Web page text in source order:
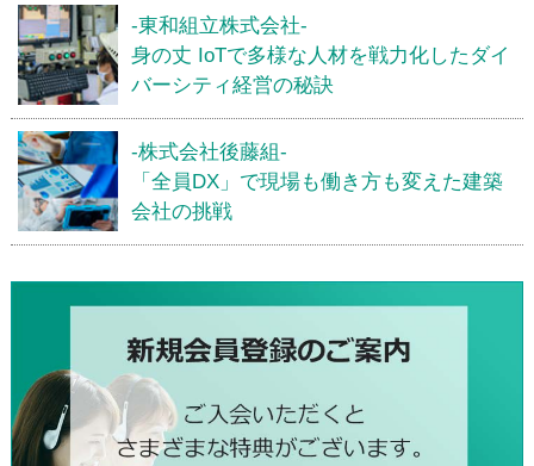
-東和組立株式会社-
身の丈 IoTで多様な人材を戦力化したダイ
バーシティ経営の秘訣
-株式会社後藤組-
「全員DX」で現場も働き方も変えた建築
会社の挑戦